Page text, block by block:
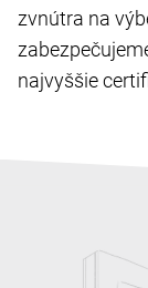
zvnútra na
najvyššie